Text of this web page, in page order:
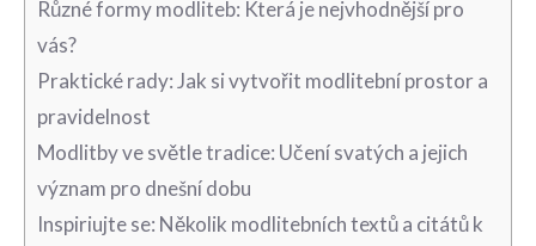
Různé formy modliteb: Která je nejvhodnější pro
vás?
Praktické rady: Jak​ si‍ vytvořit modlitební prostor a
pravidelnost
Modlitby‌ ve‍ světle tradice: Učení svatých a⁢ jejich
význam pro dnešní dobu
Inspiriujte se: Několik modlitebních textů a citátů⁤ k